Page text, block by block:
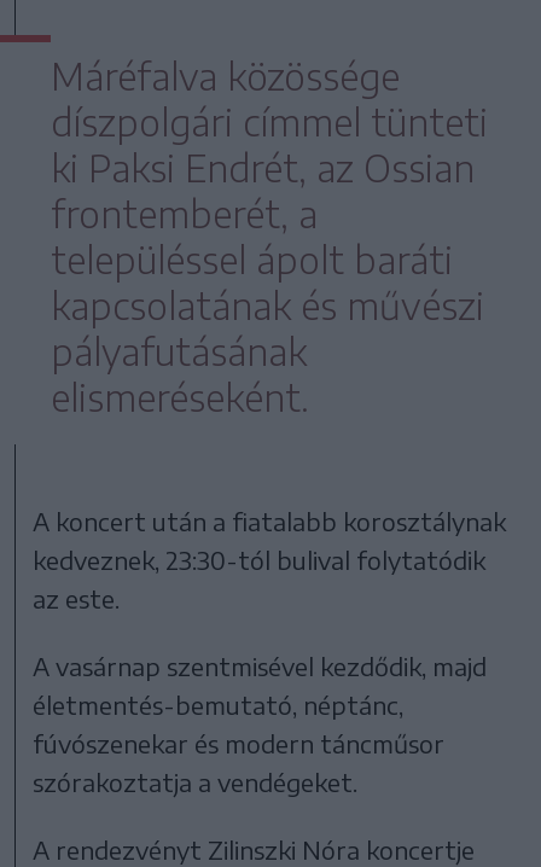
Máréfalva közössége
díszpolgári címmel tünteti
ki Paksi Endrét, az Ossian
frontemberét, a
településsel ápolt baráti
kapcsolatának és művészi
pályafutásának
elismeréseként.
A koncert után a fiatalabb korosztálynak
kedveznek, 23:30-tól bulival folytatódik
az este.
A vasárnap szentmisével kezdődik, majd
életmentés-bemutató, néptánc,
fúvószenekar és modern táncműsor
szórakoztatja a vendégeket.
A rendezvényt Zilinszki Nóra koncertje